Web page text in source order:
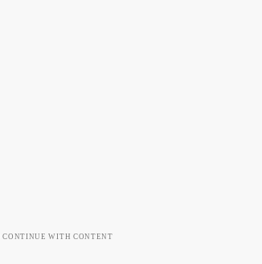
CONTINUE WITH CONTENT